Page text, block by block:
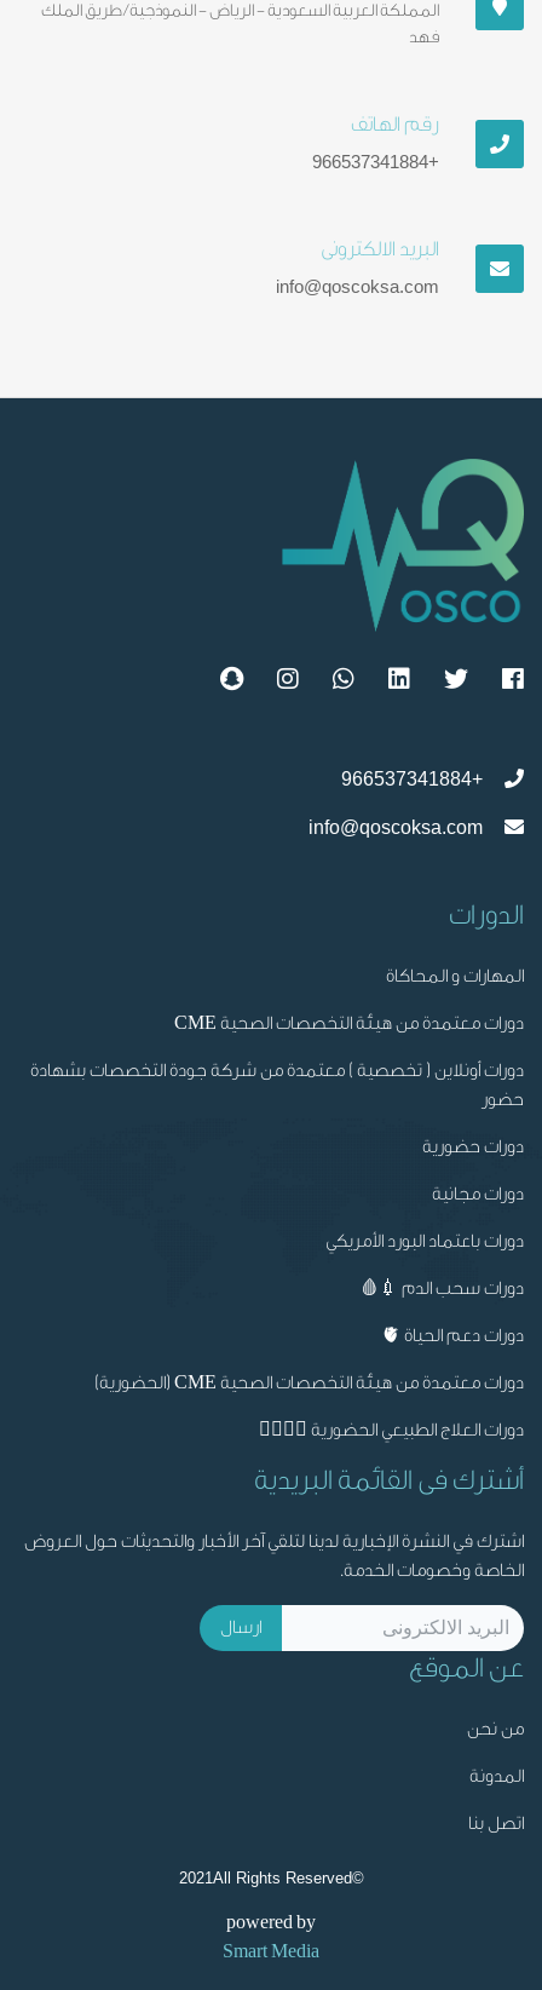
المملكة العربية السعودية - الرياض - النموذجية / طريق الملك
فهد
رقم الهاتف
+966537341884
البريد الالكترونى
info@qoscoksa.com
+966537341884
info@qoscoksa.com
الدورات
المهارات و المحاكاة
دورات معتمدة من هيئة التخصصات الصحية CME
دورات أونلاين ( تخصصية ) معتمدة من شركة جودة التخصصات بشهادة
حضور
دورات حضورية
دورات مجانية
دورات باعتماد البورد الأمريكي
دورات سحب الدم 💉🩸
دورات دعم الحياة 🫀
دورات معتمدة من هيئة التخصصات الصحية CME (الحضورية)
دورات العلاج الطبيعي الحضورية 👩‍⚕️🧑‍⚕️
أشترك فى القائمة البريدية
اشترك في النشرة الإخبارية لدينا لتلقي آخر الأخبار والتحديثات حول العروض
الخاصة وخصومات الخدمة.
ارسال
عن الموقع
من نحن
المدونة
اتصل بنا
©2021All Rights Reserved
powered by
Smart Media